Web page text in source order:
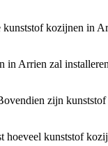
kozijnen in
in Arrien zal
zijn
hoeveel kunststof